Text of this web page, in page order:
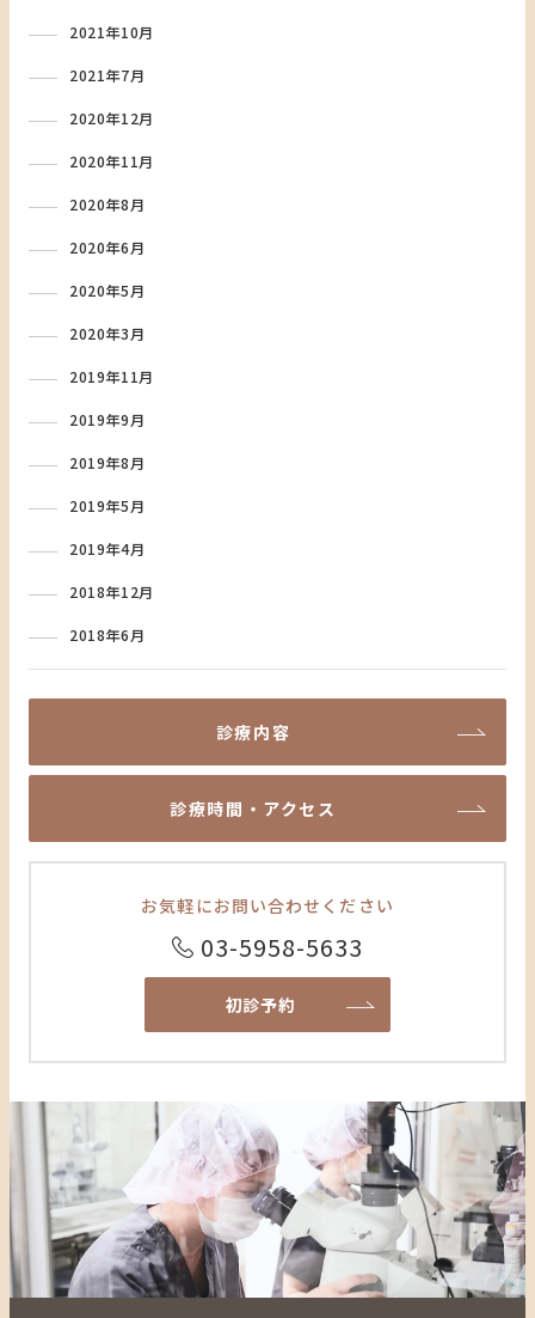
2021年10月
2021年7月
2020年12月
2020年11月
2020年8月
2020年6月
2020年5月
2020年3月
2019年11月
2019年9月
2019年8月
2019年5月
2019年4月
2018年12月
2018年6月
診療内容
診療時間・アクセス
お気軽にお問い合わせください
03-5958-5633
初診予約